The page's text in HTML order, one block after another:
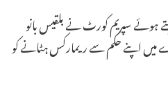
ہوئے سپریم کورٹ نے بلقیس بانو
اپنے حکم سے ریمارکس ہٹانے کو